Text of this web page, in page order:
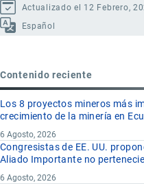
Actualizado el 12 Febrero,
Español
Contenido reciente
Los 8 proyectos mineros más
crecimiento de la minería en
6 Agosto, 2026
Congresistas de EE. UU.
Aliado Importante no
6 Agosto, 2026